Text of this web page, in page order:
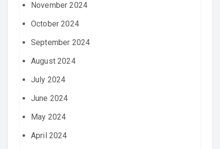
November 2024
October 2024
September 2024
August 2024
July 2024
June 2024
May 2024
April 2024